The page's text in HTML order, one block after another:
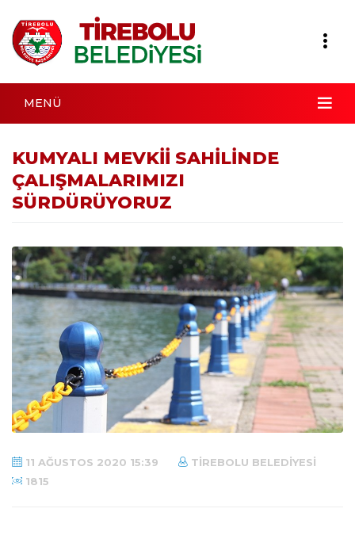
MENÜ
KUMYALI MEVKİİ SAHİLİNDE
ÇALIŞMALARIMIZI
SÜRDÜRÜYORUZ
11 AĞUSTOS 2020 15:39
TIREBOLU BELEDIYESI
1815